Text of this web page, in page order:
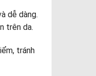
dễ dàng.
trên da.
tránh